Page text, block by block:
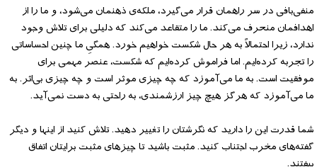
منفی‌بافی در سر راهمان قرار می‌گیرد، ملکه‌ی ذهنمان می‌شود، و ما را از
اهدافمان منحرف می‌کند. ما را متقاعد می‌کند که دلیلی برای تلاش وجود
ندارد، زیرا احتمالاً به هر حال شکست خواهیم خورد. همگیِ ما چنین احساساتی
را تجربه کرده‌ایم. اما فراموش کرده‌ایم که شکست، عنصر مهمی برای
موفقیت است. به ما می‌آموزد که چه چیزی موثر است و چه چیزی بی‌اثر. به
ما می‌آموزد که هرگز هیچ چیز ارزشمندی، به راحتی به دست نمی‌آید.
شما قدرت این را دارید که نگرشتان را تغییر دهید. تلاش کنید از اینها و دیگر
گفته‌های مخرب اجتناب کنید. مثبت باشید تا چیزهای مثبت برایتان اتفاق